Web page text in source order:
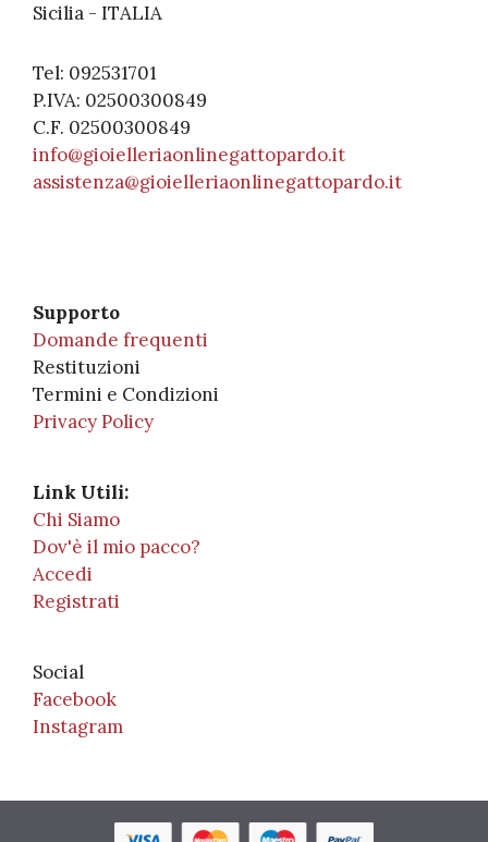
Sicilia - ITALIA
Tel: 092531701
P.IVA: 02500300849
C.F. 02500300849
info@gioielleriaonlinegattopardo.it
assistenza@gioielleriaonlinegattopardo.it
Supporto
Domande frequenti
Restituzioni
Termini e Condizioni
Privacy Policy
Link Utili:
Chi Siamo
Dov'è il mio pacco?
Accedi
Registrati
Social
Facebook
Instagram